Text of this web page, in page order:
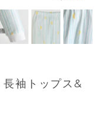
長袖トップス&